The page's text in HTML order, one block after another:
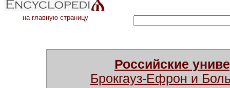
на главную страницу
Российские
Брокгауз-Ефрон и